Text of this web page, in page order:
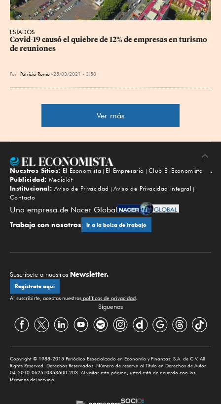
ESTADOS
Covid-19 causó el quiebre de 12% de empresas en turismo
de reuniones
Por Patricia Romo 25/03/2021 - 3:50
Ver más
Subir
Nuestros Sitios: El Economista El Empresario
Club El Economista
Publicidad: Mediakit
Institucional: Aviso de Privacidad
Aviso de Privacidad Integral
Contacto
Una empresa de Nacer Global
Trabaja con nosotros Ir a la bolsa de trabajo
Suscríbete a nuestros Newsletter.
Regístrate aquí
Al suscribirte, aceptas nuestras políticas de privacidad.
Síguenos
Copyright © 1988-2015 Periódico Especializado en Economía y Finanzas, S.A. de C.V. All
Rights Reserved. Derechos Reservados. Número de reserva al Título en Derechos de Autor
04-2010-062510353600-203. Al visitar esta página, usted está de acuerdo con los
términos del servicio